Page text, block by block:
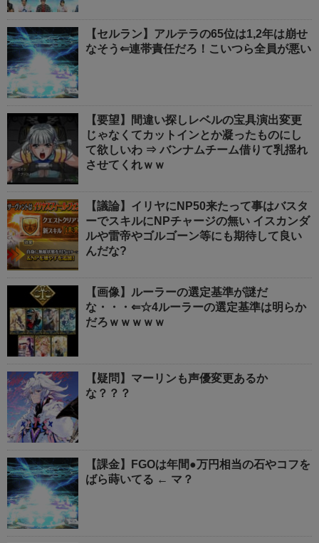
【セルラン】アルテラの65位は1,2年は崩せ
なそう⇐連帯責任だろ！こいつら全員が悪い
【要望】間違い探しレベルの宝具演出変更
じゃなくてカットインとか凝ったものにし
て欲しいわ ⇒ バンナムチーム借りて乳揺れ
させてくれｗｗ
【議論】イリヤにNP50来たって事はバスタ
ーでスキルにNPチャージの無い イスカンダ
ルや雷帝やゴルゴーン等にも期待して良い
んだな?
【画像】ルーラーの選定基準が謎だ
な・・・⇐☆4ルーラーの選定基準は明らか
だろｗｗｗｗｗ
【疑問】マーリンも声優変更あるか
な？？？
【課金】FGOは年間●万円相当の石やコフを
ばら蒔いてる ← マ？